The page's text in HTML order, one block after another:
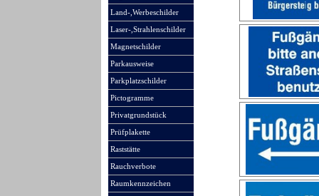
Land-,Werbeschilder
Laser-,Strahlenschilder
Magnetschilder
Parkausweise
Parkplatzschilder
Pictogramme
Privatgrundstück
Prüfplakette
Raststätte
Rauchverbote
Raumkennzeichen